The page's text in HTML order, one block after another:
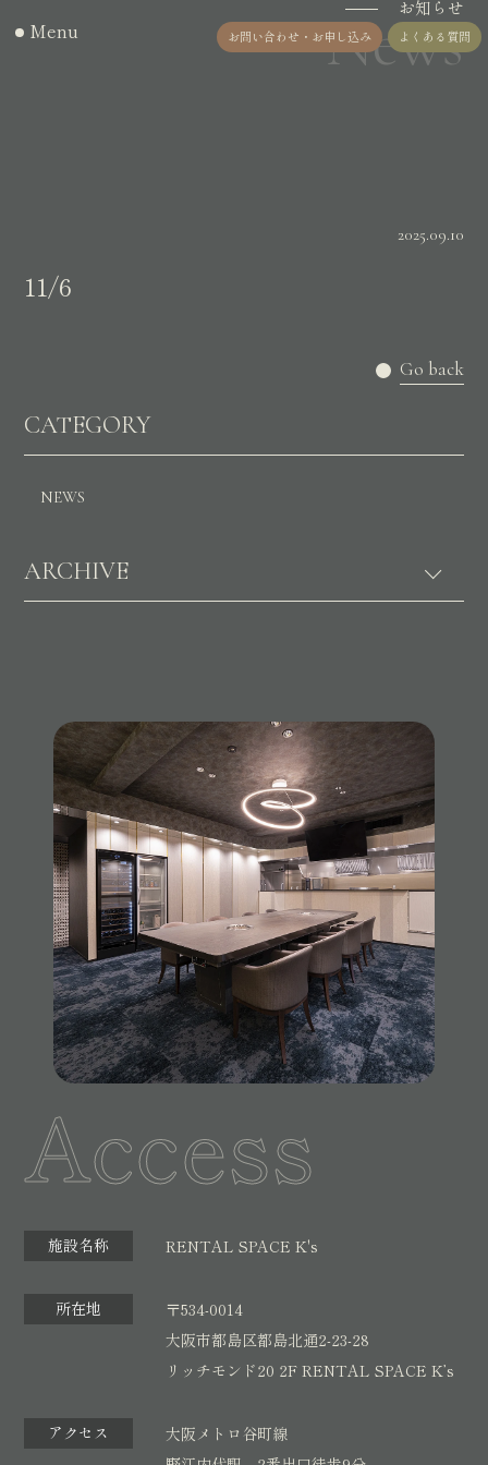
Menu お問い合わせ・お申し込み よくある質問
お知らせ
News
2025.09.10
11/6
Go back
CATEGORY
NEWS
ARCHIVE
Access
施設名称 RENTAL SPACE K's
所在地
〒534-0014
大阪市都島区都島北通2-23-28
リッチモンド20 2F RENTAL SPACE K’s
アクセス
大阪メトロ谷町線